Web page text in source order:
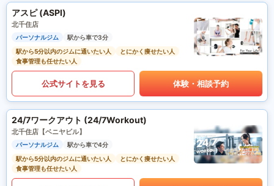
アスピ (ASPI)
北千住店
パーソナルジム
駅から車で3分
駅から5分以内のジムに通いたい人
とにかく痩せたい人
食事管理も任せたい人
公式サイトを見る 体験・相談予約
24/7ワークアウト (24/7Workout)
北千住店【ベニヤビル】
パーソナルジム
駅から車で4分
駅から5分以内のジムに通いたい人
とにかく痩せたい人
食事管理も任せたい人